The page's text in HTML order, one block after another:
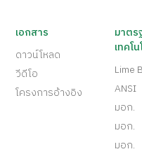
เอกสาร
ดาวน์โหลด
วีดีโอ
โครงการอ้างอิง
มาตร
เทคโ
Lime
ANSI
มอก.
มอก.
มอก.